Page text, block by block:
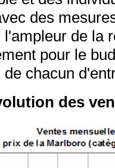
des
l'ampleur de la
pour le
de chacun
des